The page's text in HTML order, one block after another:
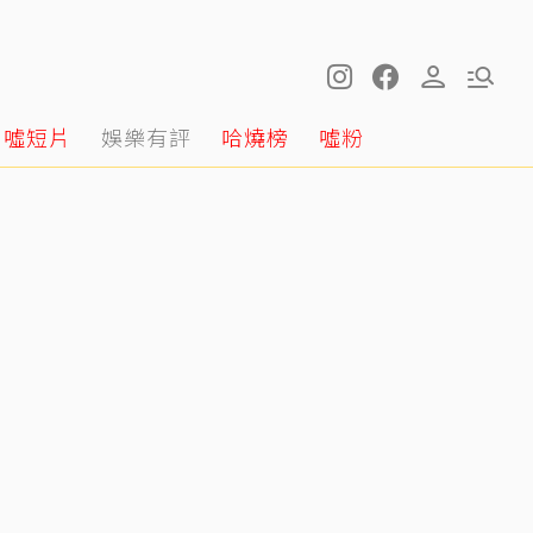
噓短片 娛樂有評 哈燒榜 噓粉